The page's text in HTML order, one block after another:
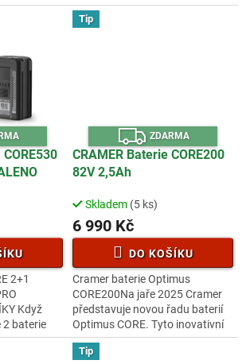
zahradního vybavení. S více než
6 000 zaměstnanci po...
2+1
Když
2 baterie
baterii
Tip
Z
D
A
ZDARMA
CRAMER Baterie CORE200
82V 2,5Ah
Skladem (5 ks)
6 990 Kč
DO KOŠÍKU
Cramer baterie Optimus
CORE200Na jaře 2025 Cramer
představuje novou řadu baterií
Optimus CORE. Tyto inovativní
baterie představují obrovský
skok v technologii baterií,
Tip